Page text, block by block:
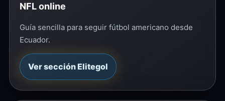
NFL online
Guía sencilla para seguir fútbol americano desde
Ecuador.
Ver sección Elitegol